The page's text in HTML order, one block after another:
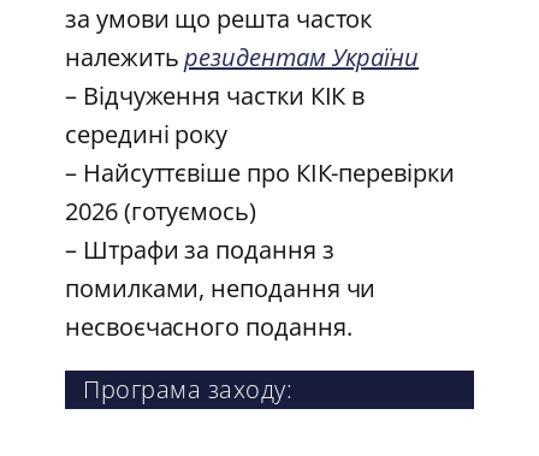
за умови що решта часток
належитьрезидентам України
– Відчуження частки КІК в
середині року
– Найсуттєвіше про КІК-перевірки
2026 (готуємось)
– Штрафи за подання з
помилками, неподання чи
несвоєчасного подання.
Програма заходу: